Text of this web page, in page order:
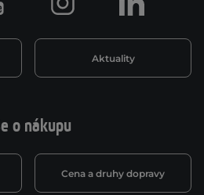
o nákupu
Cena a druhy dopravy
Aktuality
Instagram LinkedIn